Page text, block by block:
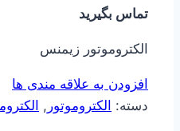
تماس بگیرید
الکتروموتور زیمنس
افزودن به علاقه مندی ها
دسته: الکتروموتور ,